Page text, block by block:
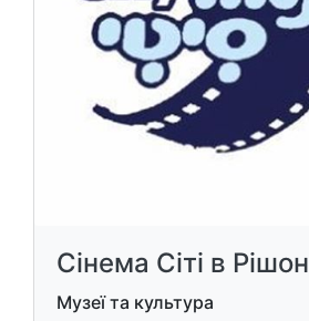
Сінема Сіті в
Музеї та культура